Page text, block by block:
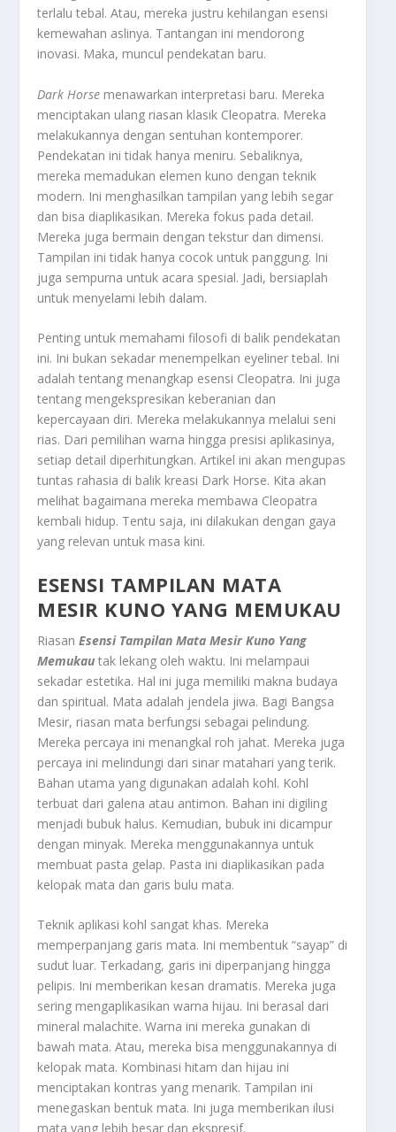
terlalu tebal. Atau, mereka justru kehilangan esensi
kemewahan aslinya. Tantangan ini mendorong
inovasi. Maka, muncul pendekatan baru.
Dark Horse menawarkan interpretasi baru. Mereka
menciptakan ulang riasan klasik Cleopatra. Mereka
melakukannya dengan sentuhan kontemporer.
Pendekatan ini tidak hanya meniru. Sebaliknya,
mereka memadukan elemen kuno dengan teknik
modern. Ini menghasilkan tampilan yang lebih segar
dan bisa diaplikasikan. Mereka fokus pada detail.
Mereka juga bermain dengan tekstur dan dimensi.
Tampilan ini tidak hanya cocok untuk panggung. Ini
juga sempurna untuk acara spesial. Jadi, bersiaplah
untuk menyelami lebih dalam.
Penting untuk memahami filosofi di balik pendekatan
ini. Ini bukan sekadar menempelkan eyeliner tebal. Ini
adalah tentang menangkap esensi Cleopatra. Ini juga
tentang mengekspresikan keberanian dan
kepercayaan diri. Mereka melakukannya melalui seni
rias. Dari pemilihan warna hingga presisi aplikasinya,
setiap detail diperhitungkan. Artikel ini akan mengupas
tuntas rahasia di balik kreasi Dark Horse. Kita akan
melihat bagaimana mereka membawa Cleopatra
kembali hidup. Tentu saja, ini dilakukan dengan gaya
yang relevan untuk masa kini.
ESENSI TAMPILAN MATA
MESIR KUNO YANG MEMUKAU
RiasanEsensi Tampilan Mata Mesir Kuno Yang
Memukautak lekang oleh waktu. Ini melampaui
sekadar estetika. Hal ini juga memiliki makna budaya
dan spiritual. Mata adalah jendela jiwa. Bagi Bangsa
Mesir, riasan mata berfungsi sebagai pelindung.
Mereka percaya ini menangkal roh jahat. Mereka juga
percaya ini melindungi dari sinar matahari yang terik.
Bahan utama yang digunakan adalah kohl. Kohl
terbuat dari galena atau antimon. Bahan ini digiling
menjadi bubuk halus. Kemudian, bubuk ini dicampur
dengan minyak. Mereka menggunakannya untuk
membuat pasta gelap. Pasta ini diaplikasikan pada
kelopak mata dan garis bulu mata.
Teknik aplikasi kohl sangat khas. Mereka
memperpanjang garis mata. Ini membentuk “sayap” di
sudut luar. Terkadang, garis ini diperpanjang hingga
pelipis. Ini memberikan kesan dramatis. Mereka juga
sering mengaplikasikan warna hijau. Ini berasal dari
mineral malachite. Warna ini mereka gunakan di
bawah mata. Atau, mereka bisa menggunakannya di
kelopak mata. Kombinasi hitam dan hijau ini
menciptakan kontras yang menarik. Tampilan ini
menegaskan bentuk mata. Ini juga memberikan ilusi
mata yang lebih besar dan ekspresif.